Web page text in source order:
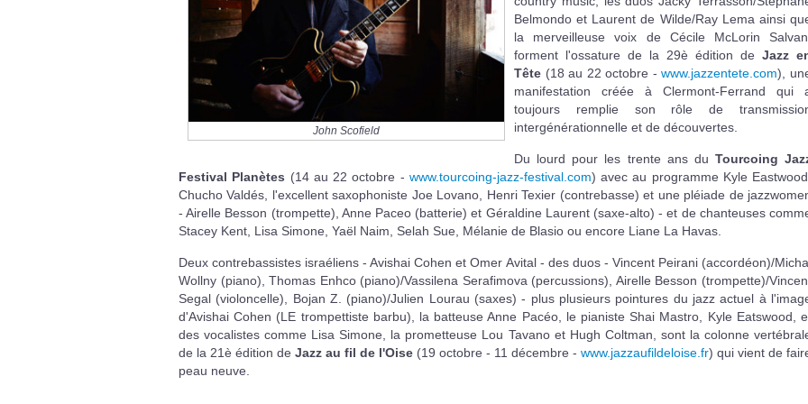
John Scofield
Belmondo et Laurent de Wilde/Ray Lema ainsi
la merveilleuse voix de Cécile McLorin
forment l'ossature de la 29è édition de Jazz
Tête (18 au 22 octobre -www.jazzentete.com),
manifestation créée à Clermont-Ferrand qui
toujours remplie son rôle de
intergénérationnelle et de découvertes.
Du lourd pour les trente ans du Tourcoing
Festival Planètes (14 au 22 octobre - www.tourcoing-jazz-festival.com) avec au programme Kyle Eastwood,
Chucho Valdés, l'excellent saxophoniste Joe Lovano, Henri Texier (contrebasse) et une pléiade de
- Airelle Besson (trompette), Anne Paceo (batterie) et Géraldine Laurent (saxe-alto) - et de chanteuses
Stacey Kent, Lisa Simone, Yaël Naim, Selah Sue, Mélanie de Blasio ou encore Liane La Havas.
Deux contrebassistes israéliens - Avishai Cohen et Omer Avital - des duos - Vincent Peirani (accordéon)/
Wollny (piano), Thomas Enhco (piano)/Vassilena Serafimova (percussions), Airelle Besson (trompette)/
Segal (violoncelle), Bojan Z. (piano)/Julien Lourau (saxes) - plus plusieurs pointures du jazz actuel à
d'Avishai Cohen (LE trompettiste barbu), la batteuse Anne Pacéo, le pianiste Shai Mastro, Kyle Eatswood,
des vocalistes comme Lisa Simone, la prometteuse Lou Tavano et Hugh Coltman, sont la colonne
de la 21è édition de Jazz au fil de l'Oise (19 octobre - 11 décembre - www.jazzaufildeloise.fr) qui vient de
peau neuve.